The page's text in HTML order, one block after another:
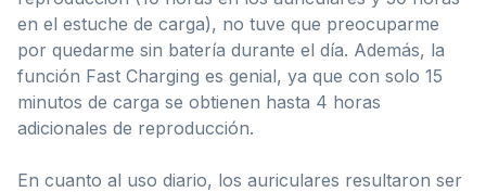
en el estuche de carga), no tuve que preocuparme
por quedarme sin batería durante el día. Además, la
función Fast Charging es genial, ya que con solo 15
minutos de carga se obtienen hasta 4 horas
adicionales de reproducción.
En cuanto al uso diario, los auriculares resultaron ser